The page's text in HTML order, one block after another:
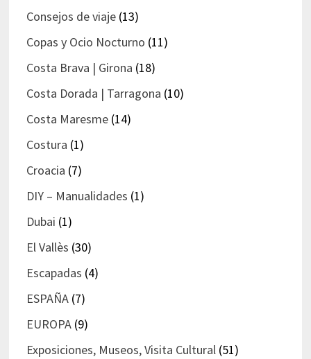
Consejos de viaje(13)
Copas y Ocio Nocturno (11)
Costa Brava | Girona (18)
Costa Dorada | Tarragona (10)
Costa Maresme(14)
Costura (1)
Croacia (7)
DIY – Manualidades (1)
Dubai (1)
El Vallès (30)
Escapadas (4)
ESPAÑA(7)
EUROPA(9)
Exposiciones, Museos, Visita Cultural(51)